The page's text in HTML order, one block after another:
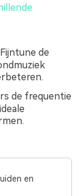
Fijntune de
de frequentie
en